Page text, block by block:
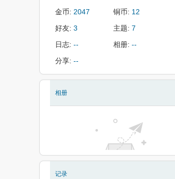
金币: 2047 铜币: 12
好友: 3 主题: 7
日志: -- 相册: --
分享: --
相册
记录